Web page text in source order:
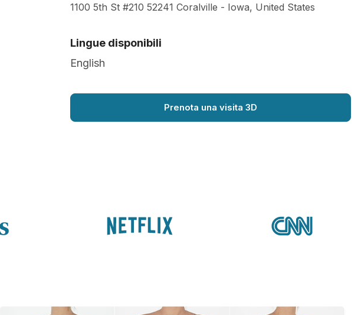
1100 5th St #210 52241 Coralville - Iowa, United States
Lingue disponibili
English
Prenota una visita 3D